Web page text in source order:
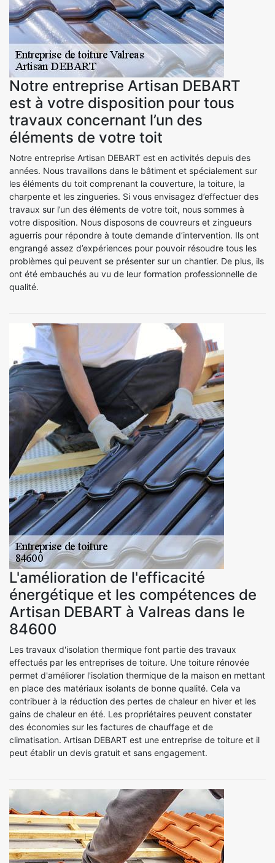
Notre entreprise Artisan DEBART
est à votre disposition pour tous
travaux concernant l’un des
éléments de votre toit
Notre entreprise Artisan DEBART est en activités depuis des
années. Nous travaillons dans le bâtiment et spécialement sur
les éléments du toit comprenant la couverture, la toiture, la
charpente et les zingueries. Si vous envisagez d’effectuer des
travaux sur l’un des éléments de votre toit, nous sommes à
votre disposition. Nous disposons de couvreurs et zingueurs
aguerris pour répondre à toute demande d’intervention. Ils ont
engrangé assez d’expériences pour pouvoir résoudre tous les
problèmes qui peuvent se présenter sur un chantier. De plus, ils
ont été embauchés au vu de leur formation professionnelle de
qualité.
L'amélioration de l'efficacité
énergétique et les compétences de
Artisan DEBART à Valreas dans le
84600
Les travaux d'isolation thermique font partie des travaux
effectués par les entreprises de toiture. Une toiture rénovée
permet d'améliorer l'isolation thermique de la maison en mettant
en place des matériaux isolants de bonne qualité. Cela va
contribuer à la réduction des pertes de chaleur en hiver et les
gains de chaleur en été. Les propriétaires peuvent constater
des économies sur les factures de chauffage et de
climatisation. Artisan DEBART est une entreprise de toiture et il
peut établir un devis gratuit et sans engagement.